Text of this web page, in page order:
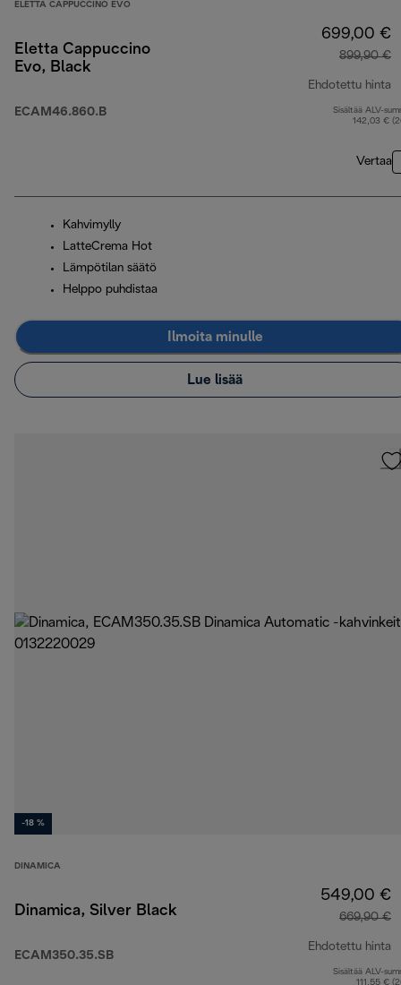
ELETTA CAPPUCCINO EVO
Eletta Cappuccino
Evo, Black
ECAM46.860.B
699,00 €
899,90 €
Ehdotettu hinta
Sisältää ALV-
142,03 €
Vertaa
Kahvimylly
LatteCrema Hot
Lämpötilan säätö
Helppo puhdistaa
Ilmoita minulle
Lue lisää
-18 %
DINAMICA
Dinamica, Silver Black
ECAM350.35.SB
549,00 €
669,90 €
Ehdotettu hinta
Sisältää ALV-
111,55 €